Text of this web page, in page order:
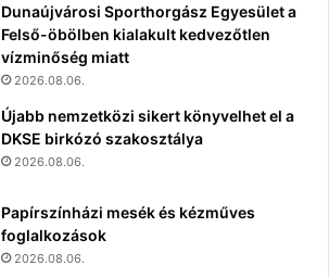
Dunaújvárosi Sporthorgász Egyesület a
Felső-öbölben kialakult kedvezőtlen
vízminőség miatt
2026.08.06.
Újabb nemzetközi sikert könyvelhet el a
DKSE birkózó szakosztálya
2026.08.06.
Papírszínházi mesék és kézműves
foglalkozások
2026.08.06.